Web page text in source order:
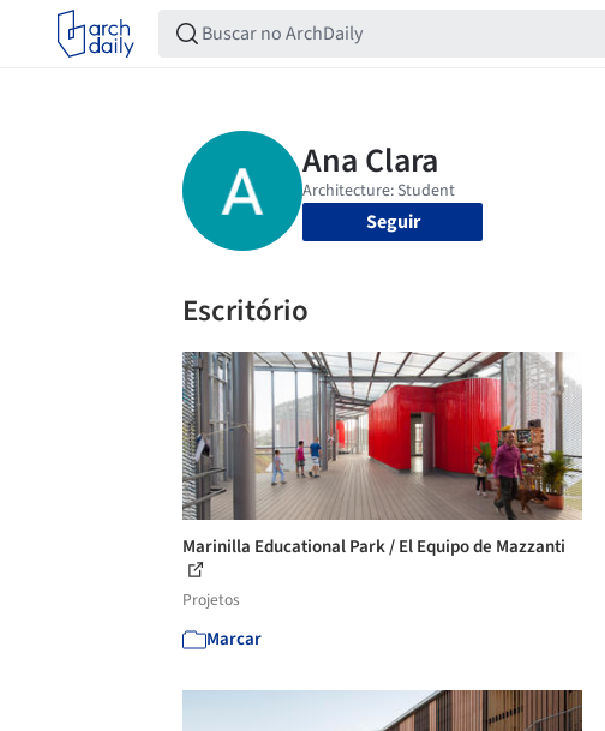
Seguir
Escritório
Marinilla Educational Park / El Equipo de Mazzanti
Projetos
Marcar